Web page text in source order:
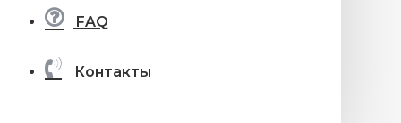
FAQ
Контакты